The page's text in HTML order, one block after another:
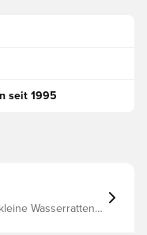
seit 1995
Wasserratten